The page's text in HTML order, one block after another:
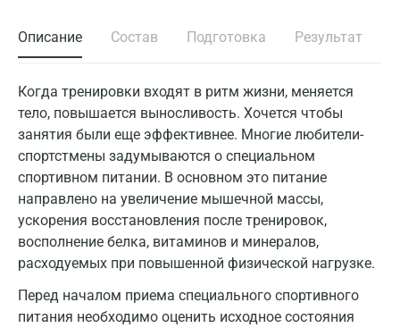
Описание Состав Подготовка Результат
Когда тренировки входят в ритм жизни, меняется
тело, повышается выносливость. Хочется чтобы
занятия были еще эффективнее. Многие любители-
спортстмены задумываются о специальном
спортивном питании. В основном это питание
направлено на увеличение мышечной массы,
ускорения восстановления после тренировок,
восполнение белка, витаминов и минералов,
расходуемых при повышенной физической нагрузке.
Перед началом приема специального спортивного
питания необходимо оценить исходное состояния